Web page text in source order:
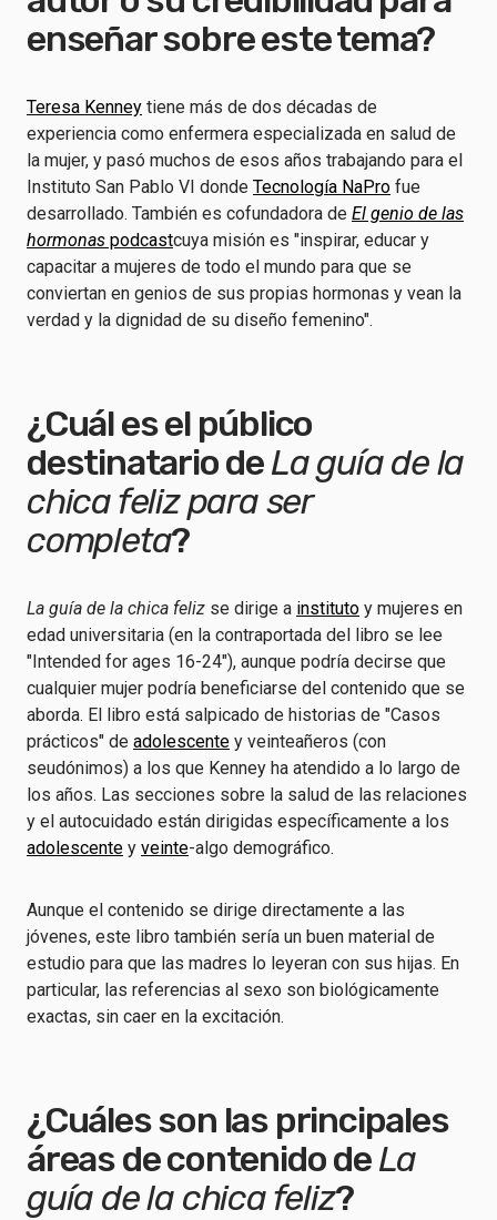
enseñar sobre este tema?
Teresa Kenney tiene más de dos décadas de
experiencia como enfermera especializada en salud de
la mujer, y pasó muchos de esos años trabajando para el
Instituto San Pablo VI donde Tecnología NaPro fue
desarrollado. También es cofundadora de El genio de las
hormonas podcastcuya misión es "inspirar, educar y
capacitar a mujeres de todo el mundo para que se
conviertan en genios de sus propias hormonas y vean la
verdad y la dignidad de su diseño femenino".
¿Cuál es el público
destinatario deLa guía de la
chica feliz para ser
completa?
La guía de la chica feliz se dirige a instituto y mujeres en
edad universitaria (en la contraportada del libro se lee
"Intended for ages 16-24"), aunque podría decirse que
cualquier mujer podría beneficiarse del contenido que se
aborda. El libro está salpicado de historias de "Casos
prácticos" de adolescente y veinteañeros (con
seudónimos) a los que Kenney ha atendido a lo largo de
los años. Las secciones sobre la salud de las relaciones
y el autocuidado están dirigidas específicamente a los
adolescente y veinte-algo demográfico.
Aunque el contenido se dirige directamente a las
jóvenes, este libro también sería un buen material de
estudio para que las madres lo leyeran con sus hijas. En
particular, las referencias al sexo son biológicamente
exactas, sin caer en la excitación.
¿Cuáles son las principales
áreas de contenido deLa
guía de la chica feliz?